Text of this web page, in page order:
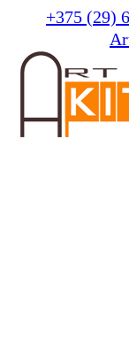
+375 (29)